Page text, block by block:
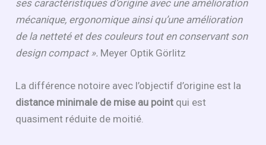
ses caractéristiques d’origine avec une amélioration
mécanique, ergonomique ainsi qu’une amélioration
de la netteté et des couleurs tout en conservant son
design compact ». Meyer Optik Görlitz
La différence notoire avec l’objectif d’origine est la
distance minimale de mise au point qui est
quasiment réduite de moitié.